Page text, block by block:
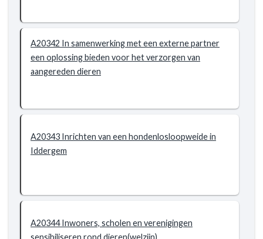
A20342 In samenwerking met een externe partner
een oplossing bieden voor het verzorgen van
aangereden dieren
A20343 Inrichten van een hondenlosloopweide in
Iddergem
A20344 Inwoners, scholen en verenigingen